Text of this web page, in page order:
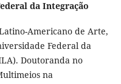
da Integração
Americano de Arte,
Federal da
Doutoranda no
na